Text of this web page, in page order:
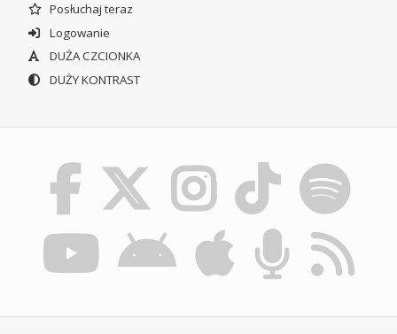
Posłuchaj teraz
Logowanie
DUŻA CZCIONKA
DUŻY KONTRAST